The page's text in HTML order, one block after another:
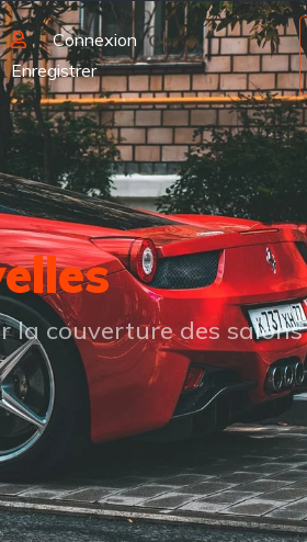
Connexion
Enregistrer
la couverture des